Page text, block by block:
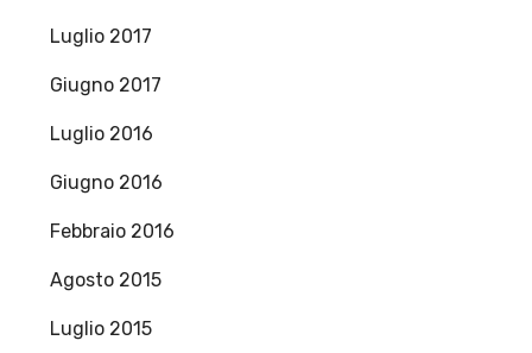
Luglio 2017
Giugno 2017
Luglio 2016
Giugno 2016
Febbraio 2016
Agosto 2015
Luglio 2015